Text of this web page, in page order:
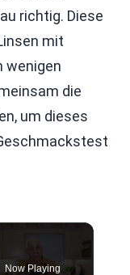
richtig. Diese
mit
wenigen
die
um dieses
Now Playing